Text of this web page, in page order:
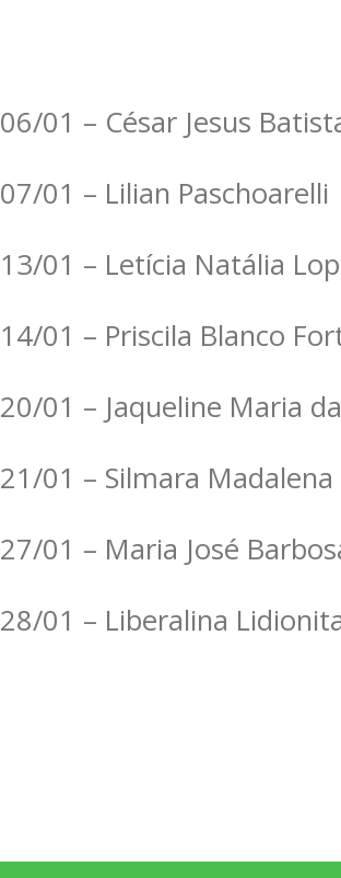
06/01 – César Jesus
07/01 – Lilian Paschoarelli
13/01 – Letícia Natália
14/01 – Priscila Blanco
20/01 – Jaqueline Maria
21/01 – Silmara
27/01 – Maria José
28/01 – Liberalina